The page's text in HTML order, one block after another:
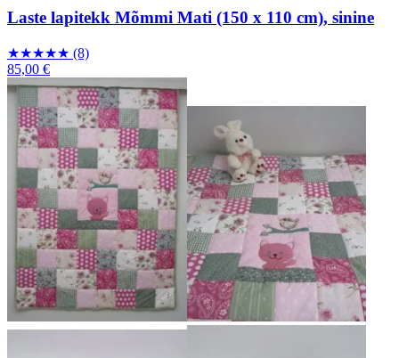
Laste lapitekk Mõmmi Mati (150 x 110 cm), sinine
★★★★★ (8)
85,00 €